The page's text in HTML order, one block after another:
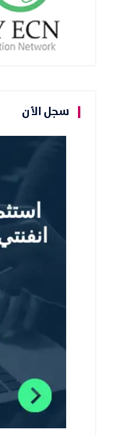
سجل الأن